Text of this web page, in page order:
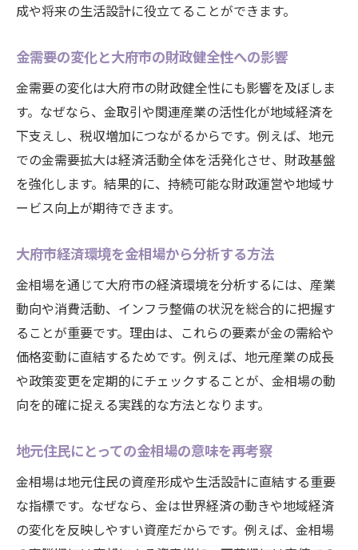
成や将来の生活設計に役立てることができます。
金需要の変化と大府市の財政健全性への影響
金需要の変化は大府市の財政健全性にも影響を及ぼしま
す。なぜなら、金取引や関連産業の活性化が地域経済を
下支えし、税収増加につながるからです。例えば、地元
での金需要拡大は経済活動全体を活発化させ、財政基盤
を強化します。結果的に、持続可能な財政運営や地域サ
ービス向上が期待できます。
大府市経済環境を金相場から分析する方法
金相場を通じて大府市の経済環境を分析するには、産業
動向や消費活動、インフラ整備の状況を総合的に把握す
ることが重要です。理由は、これらの要素が金の需給や
価格変動に直結するためです。例えば、地元産業の成長
や政策変更を定期的にチェックすることが、金相場の動
向を的確に捉える実践的な方法となります。
地元住民にとっての金相場の意味を再考察
金相場は地元住民の資産形成や生活設計に直結する重要
な指標です。なぜなら、金は世界経済の動きや地域経済
の変化を反映しやすい資産だからです。例えば、金相場